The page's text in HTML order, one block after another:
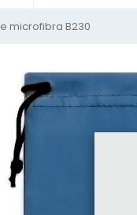
microfibra B230